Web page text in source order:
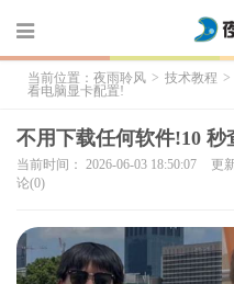
当前位置： 夜雨聆风 > 技术教程 >
看电脑显卡配置!
不用下载任何软件!10
当前时间： 2026-06-03 18:50:07 更
论(0)